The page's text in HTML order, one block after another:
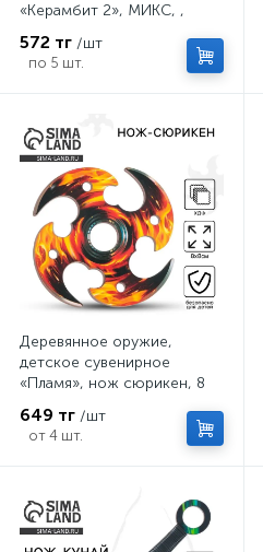
«Керамбит 2», МИКС, ,
572 тг /шт
по 5 шт.
Деревянное оружие,
детское сувенирное
«Пламя», нож сюрикен, 8
649 тг /шт
от 4 шт.